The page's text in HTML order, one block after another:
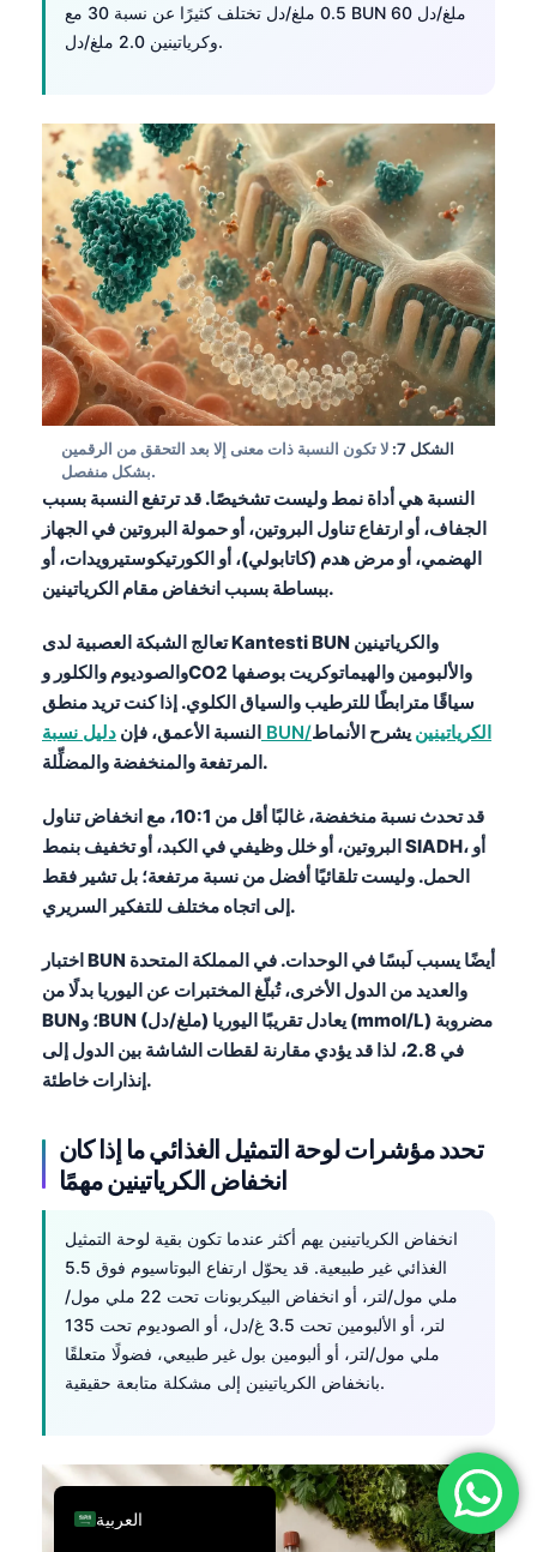
0.5 ملغ/دل تختلف كثيرًا عن نسبة 30 مع BUN 60 ملغ/دل
وكرياتينين 2.0 ملغ/دل.
الشكل 7:
لا تكون النسبة ذات معنى إلا بعد التحقق من الرقمين
بشكل منفصل.
النسبة هي أداة نمط وليست تشخيصًا. قد ترتفع النسبة بسبب
الجفاف، أو ارتفاع تناول البروتين، أو حمولة البروتين في الجهاز
الهضمي، أو مرض هدم (كاتابولي)، أو الكورتيكوستيرويدات، أو
ببساطة بسبب انخفاض مقام الكرياتينين.
تعالج الشبكة العصبية لدى Kantesti BUN والكرياتينين
والصوديوم والكلور وCO2 والألبومين والهيماتوكريت بوصفها
سياقًا مترابطًا للترطيب والسياق الكلوي. إذا كنت تريد منطق
النسبة الأعمق، فإن
دليل نسبة BUN/الكرياتينين يشرح الأنماط
المرتفعة والمنخفضة والمضلِّلة.
قد تحدث نسبة منخفضة، غالبًا أقل من 10:1، مع انخفاض تناول
البروتين، أو خلل وظيفي في الكبد، أو تخفيف بنمط SIADH، أو
الحمل. وليست تلقائيًا أفضل من نسبة مرتفعة؛ بل تشير فقط
إلى اتجاه مختلف للتفكير السريري.
اختبار BUN أيضًا يسبب لَبسًا في الوحدات. في المملكة المتحدة
والعديد من الدول الأخرى، تُبلّغ المختبرات عن اليوريا بدلًا من
BUN؛ وBUN (ملغ/دل) يعادل تقريبًا اليوريا (mmol/L) مضروبة
في 2.8، لذا قد يؤدي مقارنة لقطات الشاشة بين الدول إلى
إنذارات خاطئة.
تحدد مؤشرات لوحة التمثيل الغذائي ما إذا كان
انخفاض الكرياتينين مهمًا
انخفاض الكرياتينين يهم أكثر عندما تكون بقية لوحة التمثيل
الغذائي غير طبيعية. قد يحوّل ارتفاع البوتاسيوم فوق 5.5
ملي مول/لتر، أو انخفاض البيكربونات تحت 22 ملي مول/
لتر، أو الألبومين تحت 3.5 غ/دل، أو الصوديوم تحت 135
ملي مول/لتر، أو ألبومين بول غير طبيعي، فضولًا متعلقًا
بانخفاض الكرياتينين إلى مشكلة متابعة حقيقية.
العربية
English
עִבְרִית
Italiano
Español
Português
Ελληνικά
Türkçe
简体中文
فارسی
Български
Dansk
हिन्दी
Bahasa Indonesia
Հայերեն
Íslenska
Српски језик
Svenska
Bosanski
Eesti
日本語
Čeština
ქართული
Русский
Lietuvių kalba
Polski
한국어
Slovenščina
Magyar
Shqip
বাংলা
मराठी
తెలుగు